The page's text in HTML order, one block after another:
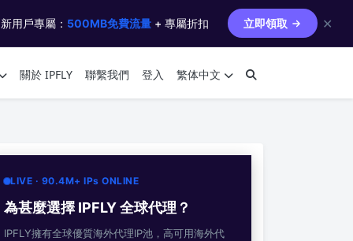
用戶專屬： 500MB免費流量 + 專屬折扣 立即領取 ✕
關於 IPFLY 聯繫我們 登入 繁体中文
LIVE · 90.4M+ IPs ONLINE
為甚麼選擇 IPFLY 全球代理？
IPFLY擁有全球優質海外代理IP池，高可用海外代